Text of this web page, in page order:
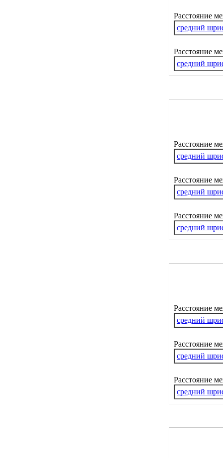
Расстояние
средний
Расстояние
средний
Расстояние
средний
Расстояние
средний
Расстояние
средний
Расстояние
средний
Расстояние
средний
Расстояние
средний